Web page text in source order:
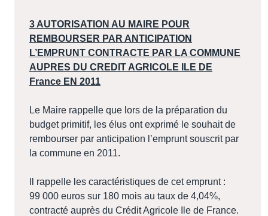
3 AUTORISATION AU MAIRE POUR
REMBOURSER PAR ANTICIPATION
L’EMPRUNT CONTRACTE PAR LA COMMUNE
AUPRES DU CREDIT AGRICOLE ILE DE
France EN 2011
Le Maire rappelle que lors de la préparation du
budget primitif, les élus ont exprimé le souhait de
rembourser par anticipation l’emprunt souscrit par
la commune en 2011.
Il rappelle les caractéristiques de cet emprunt :
99 000 euros sur 180 mois au taux de 4,04%,
contracté auprès du Crédit Agricole Ile de France.